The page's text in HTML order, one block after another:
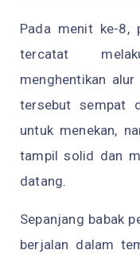
Pada menit ke-8,
tercatat
menghentikan
tersebut sempat
untuk menekan,
tampil solid dan
datang.
Sepanjang babak
berjalan dalam